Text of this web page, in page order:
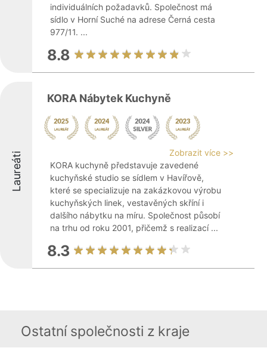
individuálních požadavků. Společnost má
sídlo v Horní Suché na adrese Černá cesta
977/11. ...
8.8
Laureáti
KORA Nábytek Kuchyně
Zobrazit více >>
KORA kuchyně představuje zavedené
kuchyňské studio se sídlem v Havířově,
které se specializuje na zakázkovou výrobu
kuchyňských linek, vestavěných skříní i
dalšího nábytku na míru. Společnost působí
na trhu od roku 2001, přičemž s realizací ...
8.3
Ostatní společnosti z kraje